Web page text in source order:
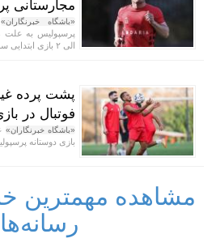
مجارستانی
«باشگاه خبرنگاران»
پرسپولیس به علت
الی ۲ بازی ابتدایی سرخپوشان نمی‌رسد.
پشت پرده
فوتبال در
«باشگاه خبرنگاران»
بازی دوستانه
مشاهده مهمترین
رسانه‌ها